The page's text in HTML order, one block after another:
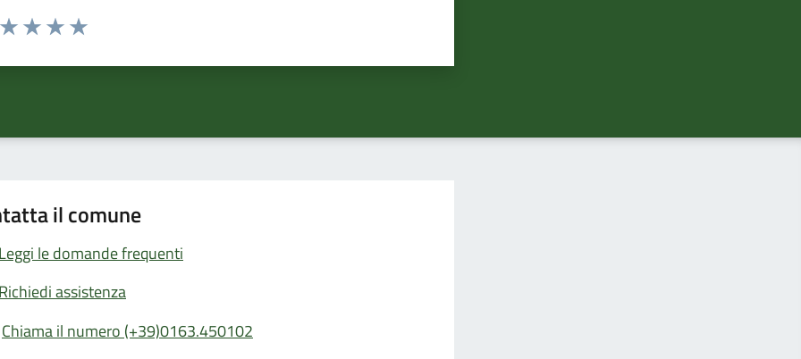
da 1 a 5 stelle la pagina
il comune
Leggi le domande frequenti
Richiedi assistenza
Chiama il numero (+39)0163.450102